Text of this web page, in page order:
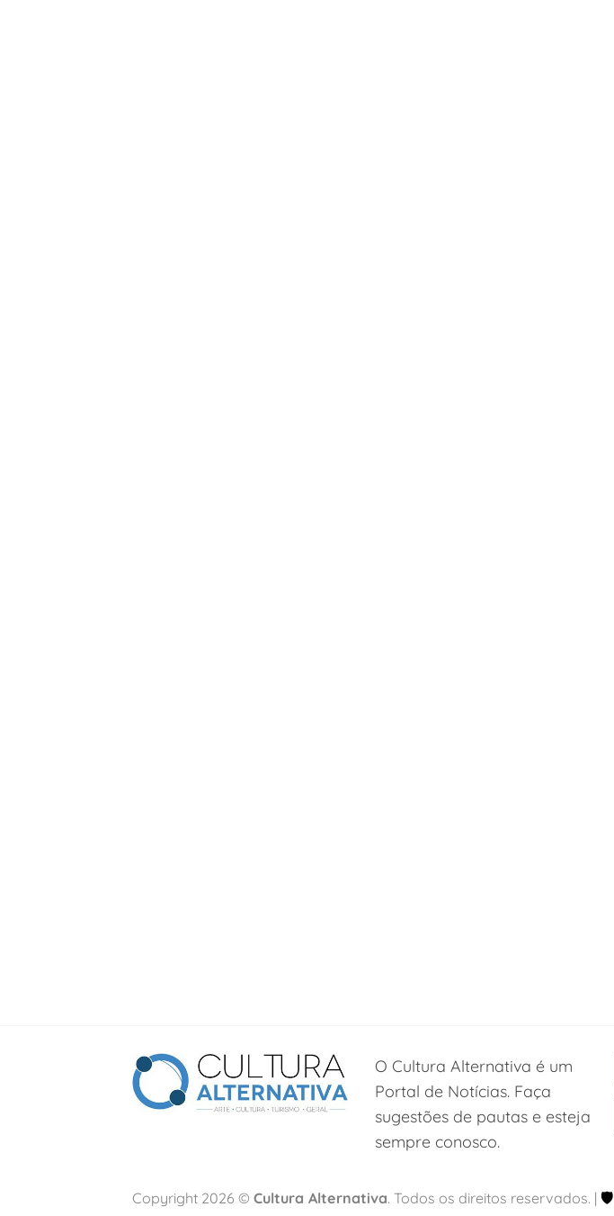
O Cultura Alternativa é um
Portal de Notícias. Faça
sugestões de pautas e esteja
sempre conosco.
Copyright 2026 © Cultura Alternativa. Todos os direitos reservados. | 🛡️